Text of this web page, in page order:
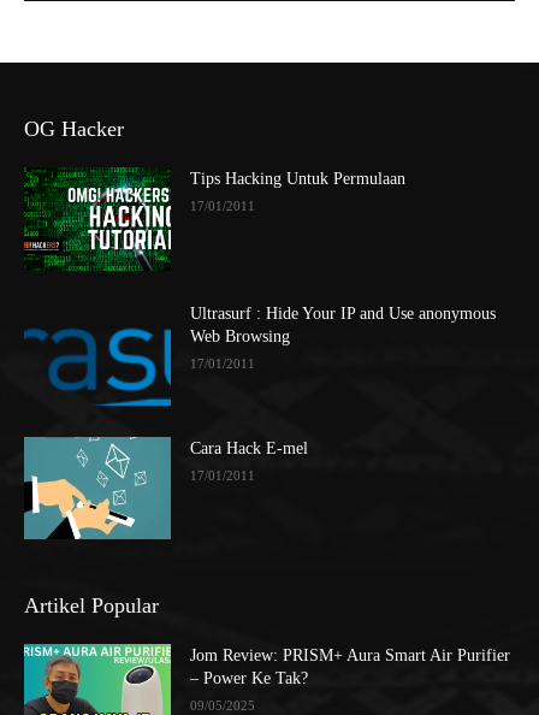
OG Hacker
Tips Hacking Untuk Permulaan
17/01/2011
Ultrasurf : Hide Your IP and Use anonymous
Web Browsing
17/01/2011
Cara Hack E-mel
17/01/2011
Artikel Popular
Jom Review: PRISM+ Aura Smart Air Purifier
– Power Ke Tak?
09/05/2025